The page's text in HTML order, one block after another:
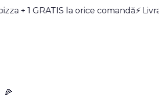
+ 1 GRATIS la orice comandă⚡
Meniu Pizza BuilderOferte Blue
🍕